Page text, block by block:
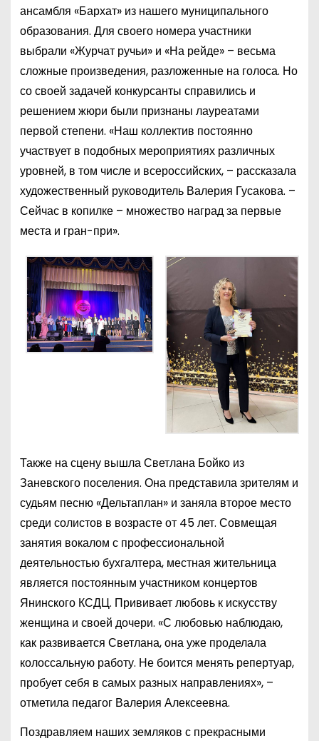
ансамбля «Бархат» из нашего муниципального
образования. Для своего номера участники
выбрали «Журчат ручьи» и «На рейде» – весьма
сложные произведения, разложенные на голоса. Но
со своей задачей конкурсанты справились и
решением жюри были признаны лауреатами
первой степени. «Наш коллектив постоянно
участвует в подобных мероприятиях различных
уровней, в том числе и всероссийских, – рассказала
художественный руководитель Валерия Гусакова. –
Сейчас в копилке – множество наград за первые
места и гран-при».
Также на сцену вышла Светлана Бойко из
Заневского поселения. Она представила зрителям и
судьям песню «Дельтаплан» и заняла второе место
среди солистов в возрасте от 45 лет. Совмещая
занятия вокалом с профессиональной
деятельностью бухгалтера, местная жительница
является постоянным участником концертов
Янинского КСДЦ. Прививает любовь к искусству
женщина и своей дочери. «С любовью наблюдаю,
как развивается Светлана, она уже проделала
колоссальную работу. Не боится менять репертуар,
пробует себя в самых разных направлениях», –
отметила педагог Валерия Алексеевна.
Поздравляем наших земляков с прекрасными